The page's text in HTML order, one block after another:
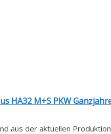
HA32 M+S PKW
aus der aktuellen